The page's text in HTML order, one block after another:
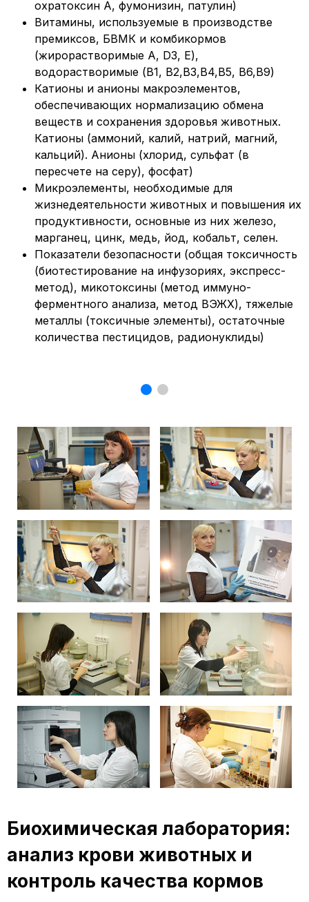
охратоксин А, фумонизин, патулин)
Витамины, используемые в производстве
премиксов, БВМК и комбикормов
(жирорастворимые A, D3, E),
водорастворимые (B1, B2,B3,B4,B5, B6,B9)
Катионы и анионы макроэлементов,
обеспечивающих нормализацию обмена
веществ и сохранения здоровья животных.
Катионы (аммоний, калий, натрий, магний,
кальций). Анионы (хлорид, сульфат (в
пересчете на серу), фосфат)
Микроэлементы, необходимые для
жизнедеятельности животных и повышения их
продуктивности, основные из них железо,
марганец, цинк, медь, йод, кобальт, селен.
Показатели безопасности (общая токсичность
(биотестирование на инфузориях, экспресс-
метод), микотоксины (метод иммуно-
ферментного анализа, метод ВЭЖХ), тяжелые
металлы (токсичные элементы), остаточные
количества пестицидов, радионуклиды)
Биохимическая лаборатория:
анализ крови животных и
контроль качества кормов